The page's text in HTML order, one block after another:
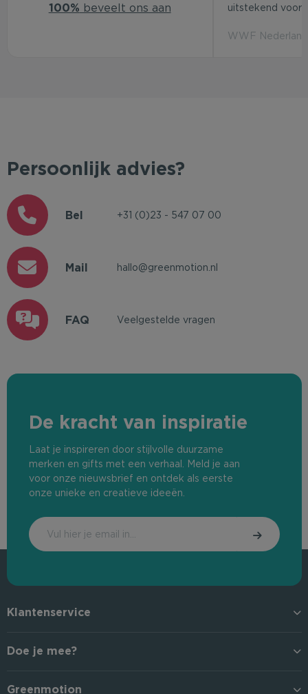
100% beveelt ons aan
uitstekend voor
WWF
Persoonlijk advies?
Bel +31 (0)23 - 547 07 00
Mail hallo@greenmotion.nl
FAQ Veelgestelde vragen
De kracht van inspiratie
Laat je inspireren door stijlvolle duurzame
merken en gifts met een verhaal. Meld je aan
voor onze nieuwsbrief en ontdek als eerste
onze unieke en creatieve ideeën.
Klantenservice
Doe je mee?
Greenmotion